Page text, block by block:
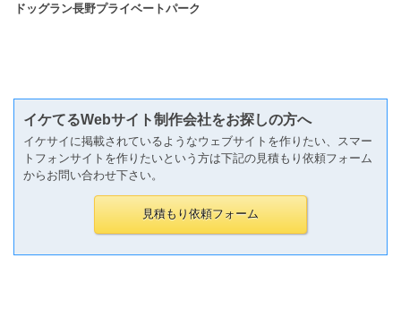
ドッグラン長野プライベートパーク
イケてるWebサイト制作会社をお探しの方へ
イケサイに掲載されているようなウェブサイトを作りたい、スマー
トフォンサイトを作りたいという方は下記の見積もり依頼フォーム
からお問い合わせ下さい。